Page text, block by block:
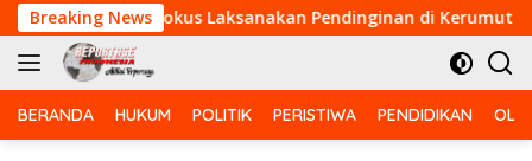
Langsung
ke
konten
Breaking NewsFokus Laksanakan Pendinginan di Kerumutan
BERANDA HUKUM POLITIK PERISTIWA PENDIDIKAN